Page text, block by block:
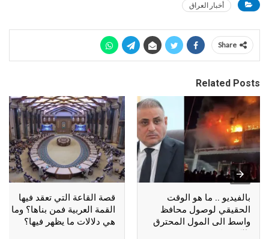
أخبار العراق
Share
Related Posts
بالفيديو .. ما هو الوقت
الحقيقي لوصول محافظ
واسط الى المول المحترق
بالكوت؟
قصة القاعة التي تعقد فيها
القمة العربية فمن بناها؟ وما
هي دلالات ما يظهر فيها؟